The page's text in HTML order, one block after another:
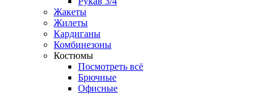
Жакеты
Жилеты
Кардиганы
Комбинезоны
Костюмы
Посмотреть всё
Брючные
Офисные